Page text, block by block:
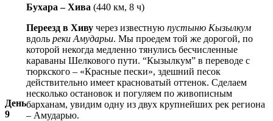
День
9
Бухара – Хива (440 км, 8 ч)
Переезд в Хиву через известную пустыню Кызылкум
вдоль реки Амударьи. Мы проедем той же дорогой, по
которой некогда медленно тянулись бесчисленные
караваны Шелкового пути. “Кызылкум” в переводе с
тюркского – «Красные пески», здешний песок
действительно имеет красноватый оттенок. Сделаем
несколько остановок и погуляем по живописным
барханам, увидим одну из двух крупнейших рек региона
– Амударью.